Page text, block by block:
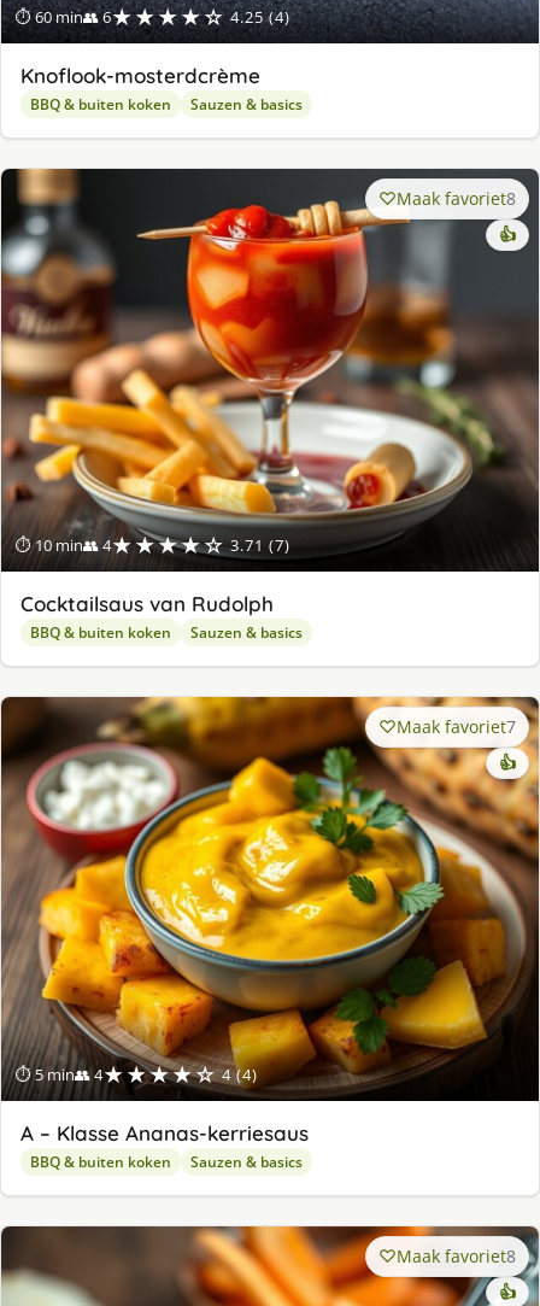
⏱ 60 min👥 6★★★★☆ 4.25 (4)
Knoflook-mosterdcrème
BBQ & buiten koken Sauzen & basics
⏱ 10 min👥 4★★★★☆ 3.71 (7)
Maak favoriet8
👍
Cocktailsaus van Rudolph
BBQ & buiten koken Sauzen & basics
⏱ 5 min👥 4★★★★☆ 4 (4)
Maak favoriet7
👍
A – Klasse Ananas-kerriesaus
BBQ & buiten koken Sauzen & basics
Maak favoriet8
👍